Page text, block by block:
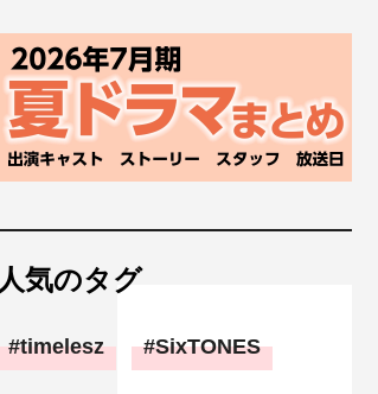
人気のタグ
timelesz SixTONES